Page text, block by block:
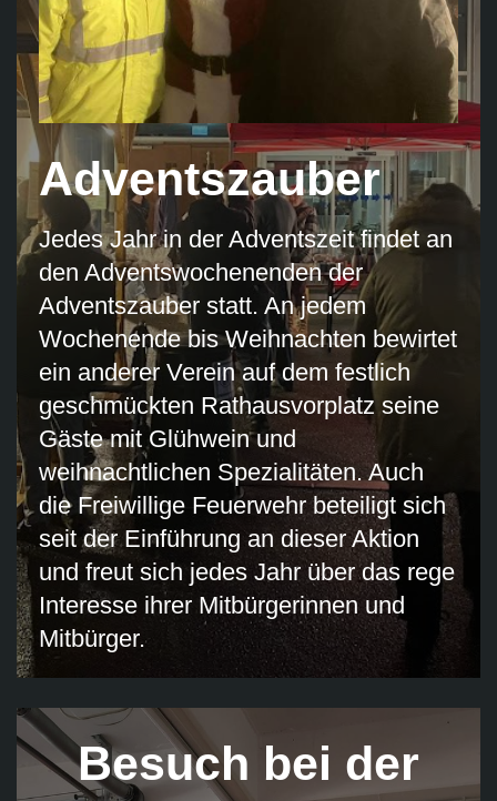
Adventszauber
Jedes Jahr in der Adventszeit findet an
den Adventswochenenden der
Adventszauber statt. An jedem
Wochenende bis Weihnachten bewirtet
ein anderer Verein auf dem festlich
geschmückten Rathausvorplatz seine
Gäste mit Glühwein und
weihnachtlichen Spezialitäten. Auch
die Freiwillige Feuerwehr beteiligt sich
seit der Einführung an dieser Aktion
und freut sich jedes Jahr über das rege
Interesse ihrer Mitbürgerinnen und
Mitbürger.
Besuch bei der